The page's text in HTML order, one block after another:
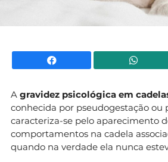
Facebook
A gravidez psicológica em
conhecida por pseudogestação ou
caracteriza-se pelo aparecimento
comportamentos na cadela
quando na verdade ela nunca